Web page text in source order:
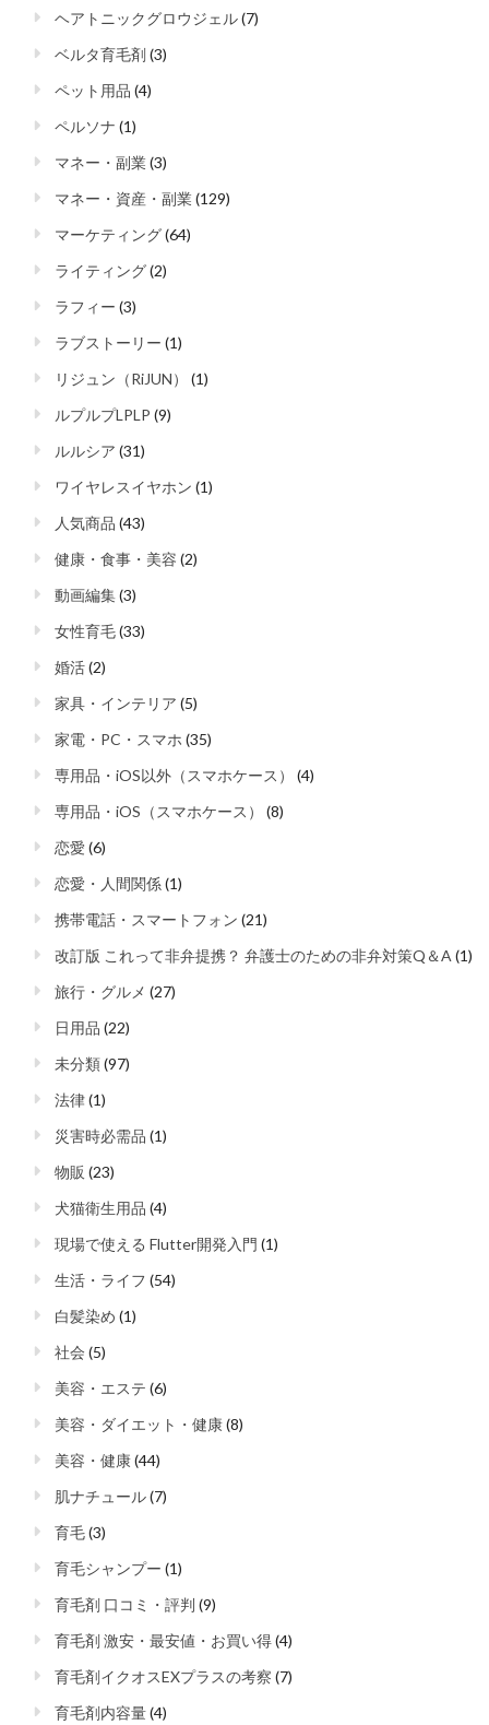
ヘアトニックグロウジェル(7)
ベルタ育毛剤 (3)
ペット用品 (4)
ペルソナ (1)
マネー・副業(3)
マネー・資産・副業(129)
マーケティング(64)
ライティング(2)
ラフィー (3)
ラブストーリー (1)
リジュン（RiJUN）
(1)
ルプルプLPLP (9)
ルルシア (31)
ワイヤレスイヤホン (1)
人気商品 (43)
健康・食事・美容 (2)
動画編集(3)
女性育毛(33)
婚活(2)
家具・インテリア (5)
家電・PC・スマホ (35)
専用品・iOS以外（スマホケース）
(4)
専用品・iOS（スマホケース）
(8)
恋愛 (6)
恋愛・人間関係(1)
携帯電話・スマートフォン (21)
改訂版 これって非弁提携？ 弁護士のための非弁対策Q＆A (1)
旅行・グルメ (27)
日用品 (22)
未分類(97)
法律(1)
災害時必需品 (1)
物販 (23)
犬猫衛生用品 (4)
現場で使える Flutter開発入門 (1)
生活・ライフ (54)
白髪染め (1)
社会 (5)
美容・エステ (6)
美容・ダイエット・健康(8)
美容・健康(44)
肌ナチュール(7)
育毛(3)
育毛シャンプー (1)
育毛剤 口コミ・評判 (9)
育毛剤 激安・最安値・お買い得(4)
育毛剤イクオスEXプラスの考察 (7)
育毛剤内容量(4)